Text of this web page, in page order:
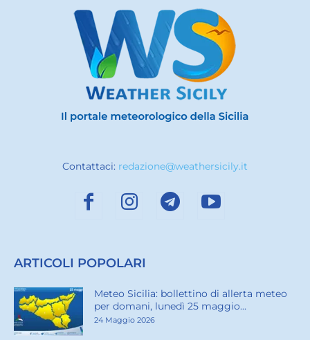
Contattaci: redazione@weathersicily.it
ARTICOLI POPOLARI
Meteo Sicilia: bollettino di allerta meteo
per domani, lunedì 25 maggio...
24 Maggio 2026